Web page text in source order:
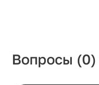
Вопросы (0)